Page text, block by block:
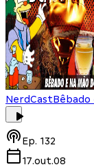
NerdCastBêbado
Ep. 132
17.out.08